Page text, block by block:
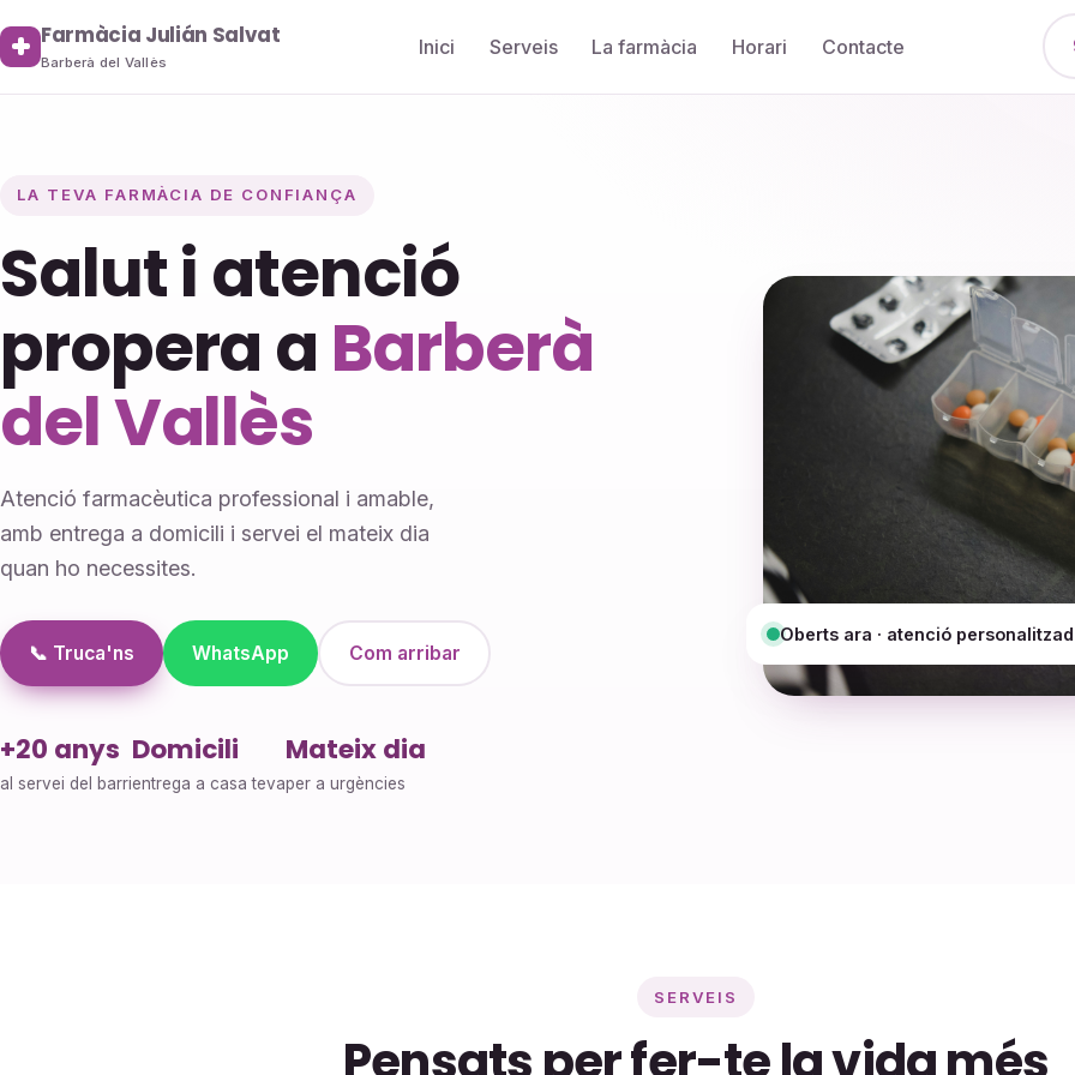
Farmàcia Julián Salvat
Barberà del Vallès
Inici Serveis La farmàcia Horari Contacte
LA TEVA FARMÀCIA DE CONFIANÇA
Salut i atenció
propera a Barberà
del Vallès
Atenció farmacèutica professional i amable,
amb entrega a domicili i servei el mateix dia
quan ho necessites.
📞 Truca'ns WhatsApp Com arribar
+20 anys
al servei del barri
Domicili
entrega a casa teva
Mateix dia
per a urgències
Oberts ara · atenció
SERVEIS